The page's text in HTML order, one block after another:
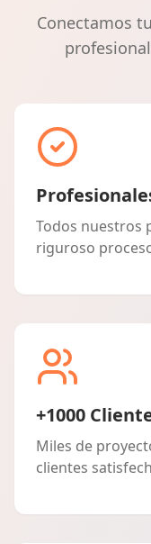
Conectamos
Todos nuestros
riguroso
+1000
Miles de
clientes